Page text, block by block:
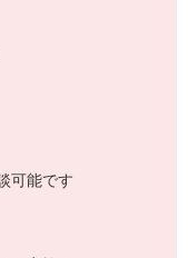
可能です